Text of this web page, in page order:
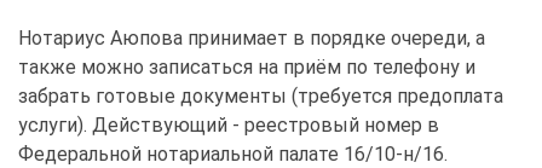
Нотариус Аюпова принимает в порядке очереди, а
также можно записаться на приём по телефону и
забрать готовые документы (требуется предоплата
услуги). Действующий - реестровый номер в
Федеральной нотариальной палате 16/10-н/16.